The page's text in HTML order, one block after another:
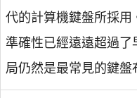
代的計算機鍵盤所採用
準確性已經遠遠超過
局仍然是最常見的鍵盤